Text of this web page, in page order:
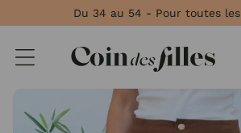
Du 34 au 54 - Pour toutes
Panneau de gestion des cookies